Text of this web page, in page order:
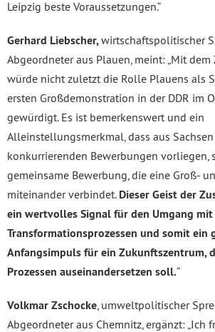
Leipzig beste Voraussetzungen.“
Gerhard Liebscher,wirtschaftspolitischer
Abgeordneter aus Plauen, meint: „Mit
würde nicht zuletzt die Rolle Plauens als
ersten Großdemonstration in der DDR im
gewürdigt. Es ist bemerkenswert und ein
Alleinstellungsmerkmal, dass aus
konkurrierenden Bewerbungen vorliegen,
gemeinsame Bewerbung, die eine Groß-
miteinander verbindet. Dieser Geist der
ein wertvolles Signal für den Umgang mit
Transformationsprozessen und somit ein
Anfangsimpuls für ein Zukunftszentrum,
Prozessen auseinandersetzen soll.“
Volkmar Zschocke , umweltpolitischer
Abgeordneter aus Chemnitz, ergänzt: „Ich